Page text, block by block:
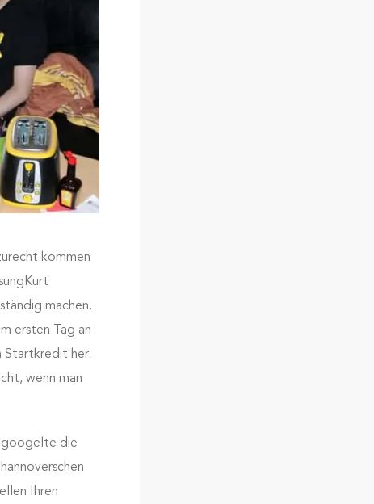
kommen
machen.
ersten Tag an
Startkredit her.
wenn man
googelte die
Ihren